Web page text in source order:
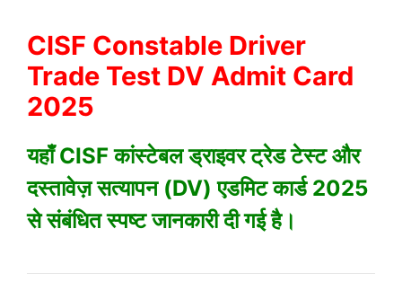
CISF Constable Driver
Trade Test DV Admit Card
2025
यहाँ CISF कांस्टेबल ड्राइवर ट्रेड टेस्ट और
दस्तावेज़ सत्यापन (DV) एडमिट कार्ड 2025
से संबंधित स्पष्ट जानकारी दी गई है।